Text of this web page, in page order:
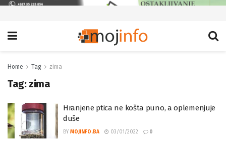
Home Tag zima
Tag:zima
Hranjene ptica ne košta puno, a oplemenjuje
duše
BY MOJINFO.BA 03/01/2022 0